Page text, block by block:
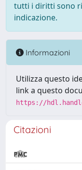
tutti i diritti sono
indicazione.
Informazioni
Utilizza questo
link a questo
https://
Citazioni